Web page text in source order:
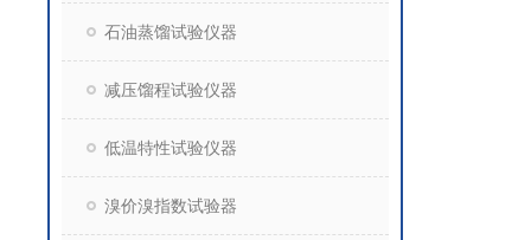
石油蒸馏试验仪器
减压馏程试验仪器
低温特性试验仪器
溴价溴指数试验器